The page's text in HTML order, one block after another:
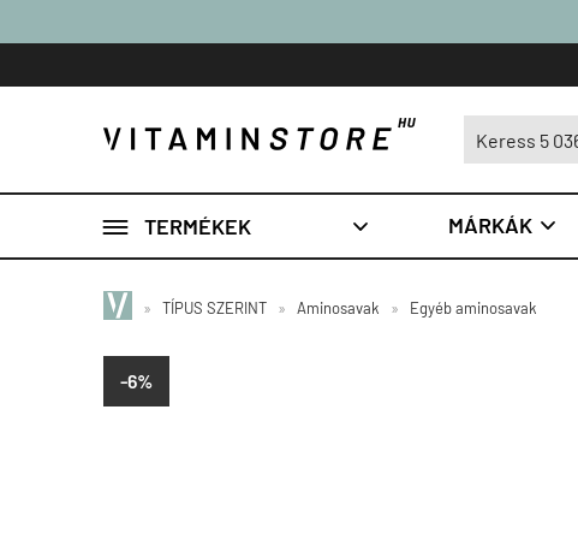
 TERMÉKEK  MÁRKÁK 
» TÍPUS SZERINT » Aminosavak » Egyéb aminosavak
-6%